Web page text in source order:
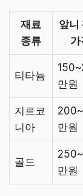
재료
종류
앞니
가
티타늄
만원
지르코
니아
만원
골드
만원